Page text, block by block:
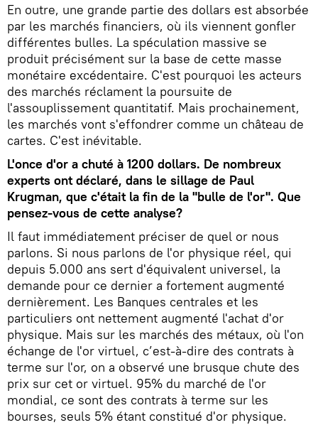
En outre, une grande partie des dollars est absorbée
par les marchés financiers, où ils viennent gonfler
différentes bulles. La spéculation massive se
produit précisément sur la base de cette masse
monétaire excédentaire. C'est pourquoi les acteurs
des marchés réclament la poursuite de
l'assouplissement quantitatif. Mais prochainement,
les marchés vont s'effondrer comme un château de
cartes. C'est inévitable.
L'once d'or a chuté à 1200 dollars. De nombreux
experts ont déclaré, dans le sillage de Paul
Krugman, que c'était la fin de la "bulle de l'or". Que
pensez-vous de cette analyse?
Il faut immédiatement préciser de quel or nous
parlons. Si nous parlons de l'or physique réel, qui
depuis 5.000 ans sert d'équivalent universel, la
demande pour ce dernier a fortement augmenté
dernièrement. Les Banques centrales et les
particuliers ont nettement augmenté l'achat d'or
physique. Mais sur les marchés des métaux, où l'on
échange de l'or virtuel, c’est-à-dire des contrats à
terme sur l'or, on a observé une brusque chute des
prix sur cet or virtuel. 95% du marché de l'or
mondial, ce sont des contrats à terme sur les
bourses, seuls 5% étant constitué d'or physique.